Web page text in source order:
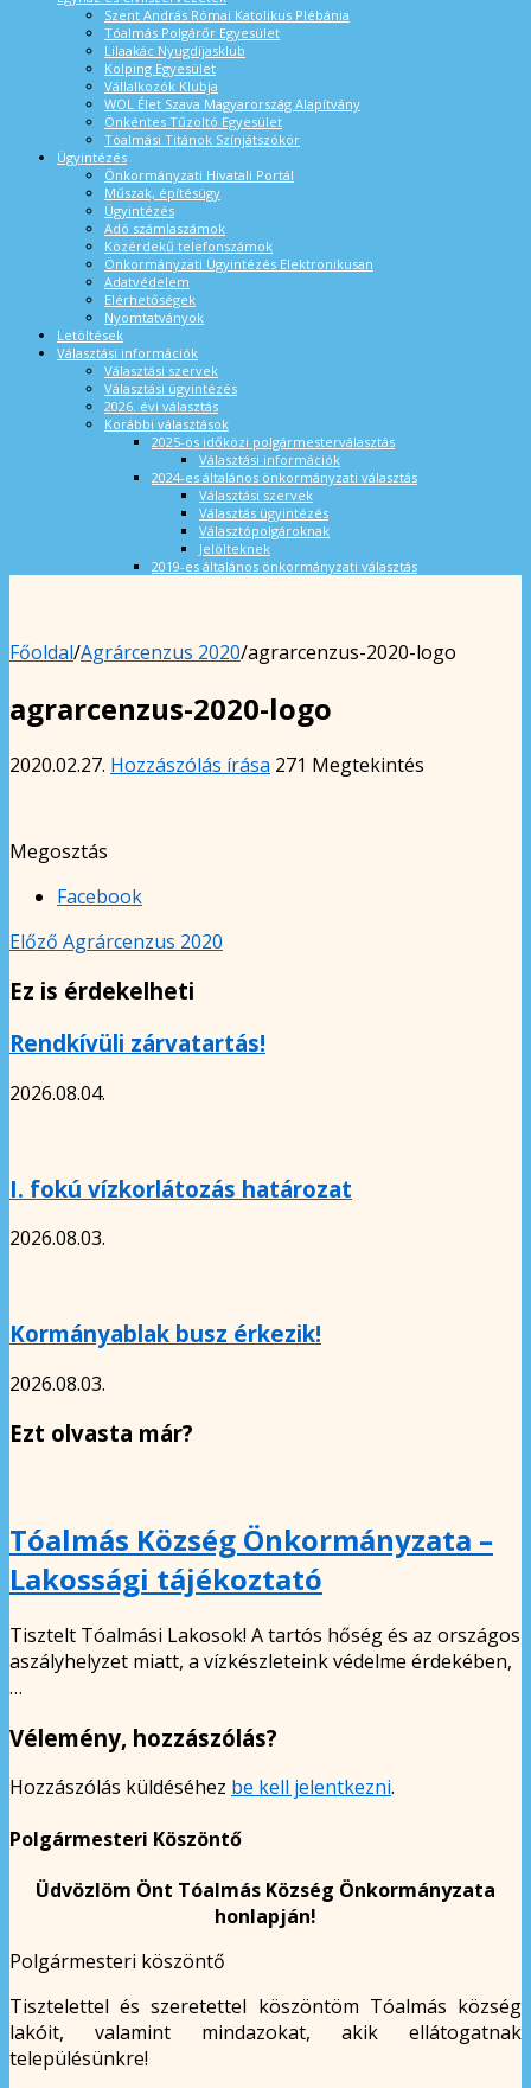
Szent András Római Katolikus Plébánia
Tóalmás Polgárőr Egyesület
Lilaakác Nyugdíjasklub
Kolping Egyesület
Vállalkozók Klubja
WOL Élet Szava Magyarország Alapítvány
Önkéntes Tűzoltó Egyesület
Tóalmási Titánok Színjátszókör
Ügyintézés
Önkormányzati Hivatali Portál
Műszak, építésügy
Ügyintézés
Adó számlaszámok
Közérdekű telefonszámok
Önkormányzati Ügyintézés Elektronikusan
Adatvédelem
Elérhetőségek
Nyomtatványok
Letöltések
Választási információk
Választási szervek
Választási ügyintézés
2026. évi választás
Korábbi választások
2025-ös időközi polgármesterválasztás
Választási információk
2024-es általános önkormányzati választás
Választási szervek
Választás ügyintézés
Választópolgároknak
Jelölteknek
2019-es általános önkormányzati választás
Főoldal/Agrárcenzus 2020/agrarcenzus-2020-logo
agrarcenzus-2020-logo
2020.02.27. Hozzászólás írása 271 Megtekintés
Megosztás
Facebook
Előző Agrárcenzus 2020
Ez is érdekelheti
Rendkívüli zárvatartás!
2026.08.04.
I. fokú vízkorlátozás határozat
2026.08.03.
Kormányablak busz érkezik!
2026.08.03.
Ezt olvasta már?
Tóalmás Község Önkormányzata –
Lakossági tájékoztató
Tisztelt Tóalmási Lakosok! A tartós hőség és az országos
aszályhelyzet miatt, a vízkészleteink védelme érdekében,
…
Vélemény, hozzászólás?
Hozzászólás küldéséhez be kell jelentkezni.
Polgármesteri Köszöntő
Üdvözlöm Önt Tóalmás Község Önkormányzata
honlapján!
Polgármesteri köszöntő
Tisztelettel és szeretettel köszöntöm Tóalmás község
lakóit, valamint mindazokat, akik ellátogatnak
településünkre!